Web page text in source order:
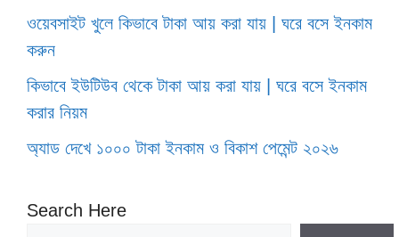
ওয়েবসাইট খুলে কিভাবে টাকা আয় করা যায় | ঘরে বসে ইনকাম
করুন
কিভাবে ইউটিউব থেকে টাকা আয় করা যায় | ঘরে বসে ইনকাম
করার নিয়ম
অ্যাড দেখে ১০০০ টাকা ইনকাম ও বিকাশ পেমেন্ট ২০২৬
Search Here